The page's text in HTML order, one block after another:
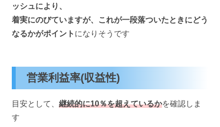
ッシュにより、
着実にのびていますが、これが一段落ついたときにどう
なるかがポイント になりそうです
営業利益率(収益性)
目安として、 継続的に10％を超えているかを確認しま
す